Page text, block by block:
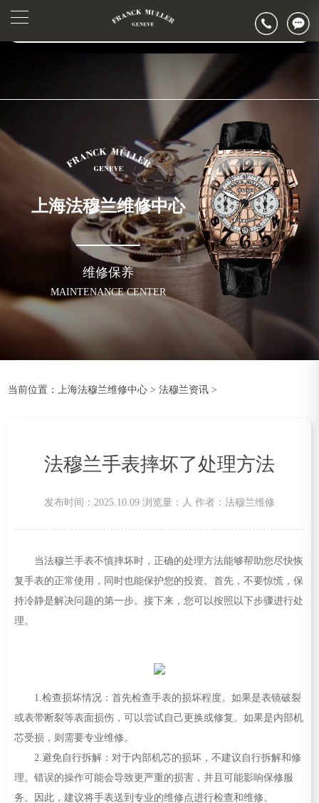
▲
▼
2026年6月法穆兰上海市售后服务网络优化升级公告
2026年6月上海市法穆兰官方售后客户服务热线：400-006-0073
节假日正常营业！
上海法穆兰维修中心
维修保养
MAINTENANCE CENTER
当前位置： 上海法穆兰维修中心 >法穆兰资讯 >
法穆兰手表摔坏了处理方法
发布时间：2025.10.09 浏览量： 人 作者：法穆兰维修
当法穆兰手表不慎摔坏时，正确的处理方法能够帮助您尽快恢
复手表的正常使用，同时也能保护您的投资。首先，不要惊慌，保
持冷静是解决问题的第一步。接下来，您可以按照以下步骤进行处
理。
1.检查损坏情况：首先检查手表的损坏程度。如果是表镜破裂
或表带断裂等表面损伤，可以尝试自己更换或修复。如果是内部机
芯受损，则需要专业维修。
2.避免自行拆解：对于内部机芯的损坏，不建议自行拆解和修
理。错误的操作可能会导致更严重的损害，并且可能影响保修服
务。因此，建议将手表送到专业的维修点进行检查和维修。